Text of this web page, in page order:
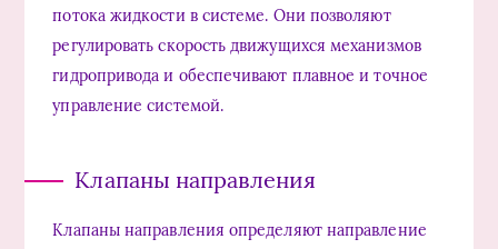
потока жидкости в системе. Они позволяют
регулировать скорость движущихся механизмов
гидропривода и обеспечивают плавное и точное
управление системой.
Клапаны направления
Клапаны направления определяют направление